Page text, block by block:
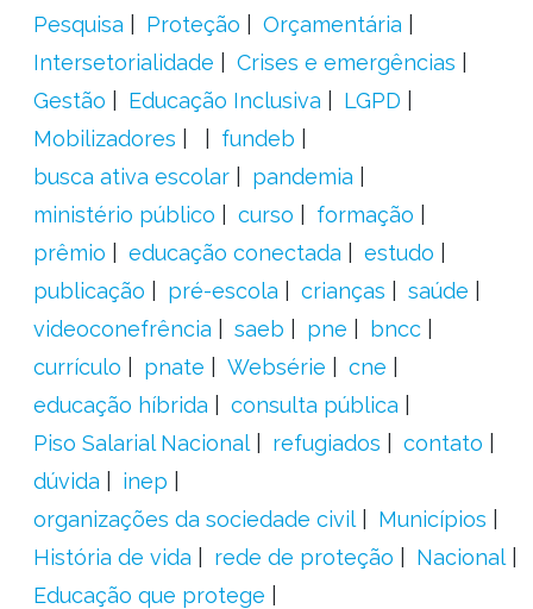
Pesquisa
Proteção
Orçamentária
Intersetorialidade
Crises e emergências
Gestão
Educação Inclusiva
LGPD
Mobilizadores
fundeb
busca ativa escolar
pandemia
ministério público
curso
formação
prêmio
educação conectada
estudo
publicação
pré-escola crianças
saúde
videoconefrência
saeb pne
bncc
currículo
pnate Websérie
cne
educação híbrida
consulta pública
Piso Salarial Nacional
refugiados
contato
dúvida
inep
organizações da sociedade civil
Municípios
História de vida
rede de proteção
Nacional
Educação que protege